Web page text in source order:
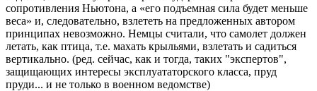
сопротивления Ньютона, а «его подъемная сила будет меньше
веса» и, следовательно, взлететь на предложенных автором
принципах невозможно. Немцы считали, что самолет должен
летать, как птица, т.е. махать крыльями, взлетать и садиться
вертикально. (ред. сейчас, как и тогда, таких "экспертов",
защищающих интересы эксплуататорского класса, пруд
пруди... и не только в военном ведомстве)